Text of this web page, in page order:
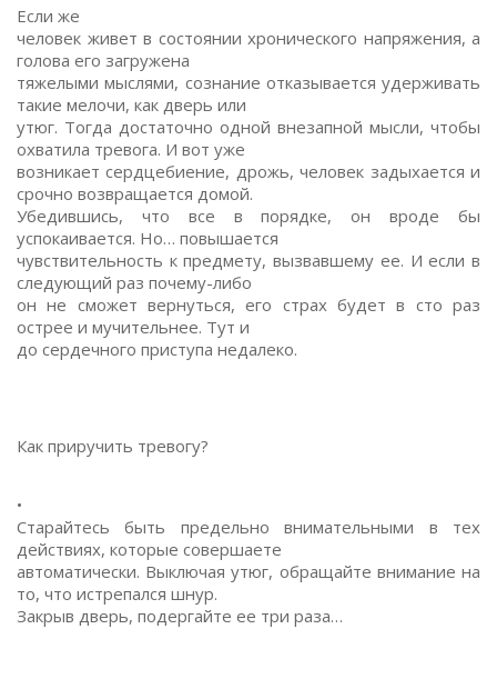
Если же
человек живет в состоянии хронического напряжения, а
голова его загружена
тяжелыми мыслями, сознание отказывается удерживать
такие мелочи, как дверь или
утюг. Тогда достаточно одной внезапной мысли, чтобы
охватила тревога. И вот уже
возникает сердцебиение, дрожь, человек задыхается и
срочно возвращается домой.
Убедившись, что все в порядке, он вроде бы
успокаивается. Но… повышается
чувствительность к предмету, вызвавшему ее. И если в
следующий раз почему-либо
он не сможет вернуться, его страх будет в сто раз
острее и мучительнее. Тут и
до сердечного приступа недалеко.
Как приручить тревогу?
•
Старайтесь быть предельно внимательными в тех
действиях, которые совершаете
автоматически. Выключая утюг, обращайте внимание на
то, что истрепался шнур.
Закрыв дверь, подергайте ее три раза…